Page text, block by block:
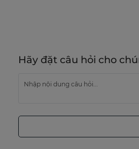
Hãy đặt câu hỏi cho